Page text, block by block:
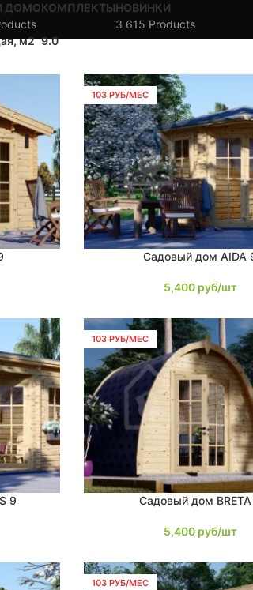
ДОМОКОМПЛЕКТЫНОВИНКИ
3 615 Products
м2 9.0
103 РУБ/МЕС
Садовый дом AIDA
5,400 руб/шт
9
103 РУБ/МЕС
В КОРЗИНУСадовый дом
5,400 руб/шт
103 РУБ/МЕС